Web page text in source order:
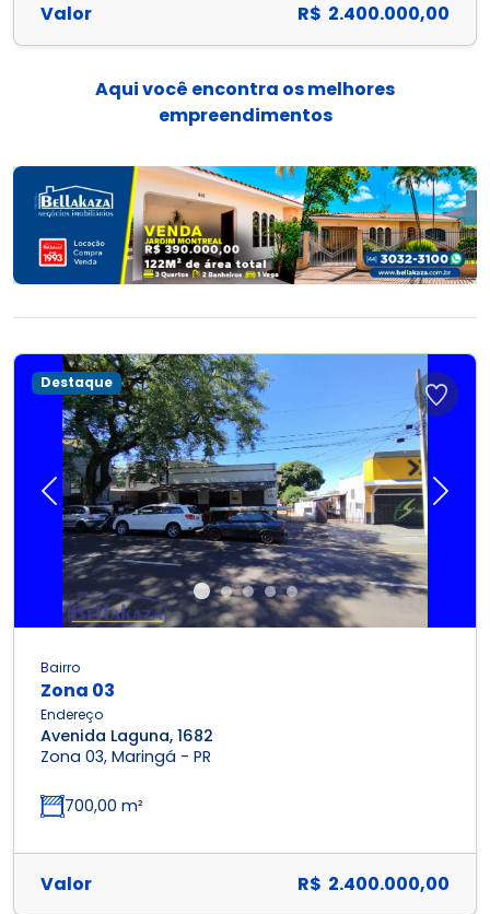
Valor R$ 2.400.000,00
Aqui você encontra os melhores
empreendimentos
Previous Next
Destaque
Bairro
Zona 03
Endereço
Avenida Laguna, 1682
Zona 03, Maringá - PR
700,00 m²
Valor R$ 2.400.000,00